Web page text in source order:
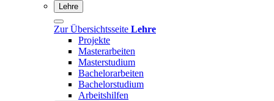
Lehre
Zur Übersichtsseite Lehre
Projekte
Masterarbeiten
Masterstudium
Bachelorarbeiten
Bachelorstudium
Arbeitshilfen